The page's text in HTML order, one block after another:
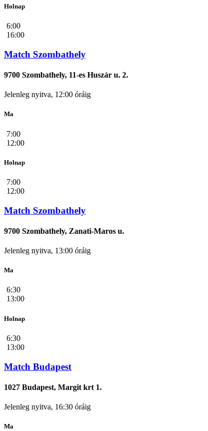
Holnap
6:00
16:00
Match Szombathely
9700 Szombathely, 11-es Huszár u. 2.
Jelenleg nyitva, 12:00 óráig
Ma
7:00
12:00
Holnap
7:00
12:00
Match Szombathely
9700 Szombathely, Zanati-Maros u.
Jelenleg nyitva, 13:00 óráig
Ma
6:30
13:00
Holnap
6:30
13:00
Match Budapest
1027 Budapest, Margit krt 1.
Jelenleg nyitva, 16:30 óráig
Ma